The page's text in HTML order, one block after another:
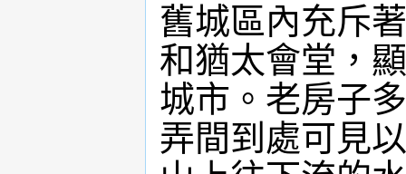
舊城區內充斥
和猶太會堂，
城市。老房子
弄間到處可見